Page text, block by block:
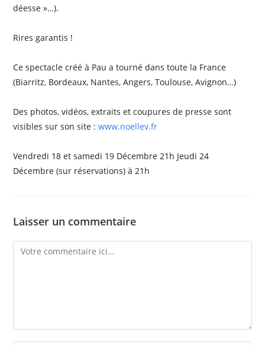
déesse »…).
Rires garantis !
Ce spectacle créé à Pau a tourné dans toute la France
(Biarritz, Bordeaux, Nantes, Angers, Toulouse, Avignon…)
Des photos, vidéos, extraits et coupures de presse sont
visibles sur son site :www.noellev.fr
Vendredi 18 et samedi 19 Décembre 21h Jeudi 24
Décembre (sur réservations) à 21h
Laisser un commentaire